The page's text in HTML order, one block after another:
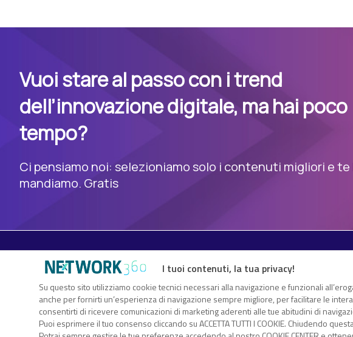
Vuoi stare al passo con i trend
dell’innovazione digitale, ma hai poco
tempo?
Ci pensiamo noi: selezioniamo solo i contenuti migliori e te
mandiamo. Gratis
TechFlix360 è il nuovo centro risorse di Nextwork360. Un vero e proprio
sull’innovazione digitale che ti consente di approfondire gli argomenti di tuo
attraverso white paper, webcast, eBook, infografiche, webinar.
Nextwork360 – Codice fiscale e
I tuoi contenuti, la tua privacy!
Su questo sito utilizziamo cookie tecnici necessari alla navigazione e funzionali
anche per fornirti un’esperienza di navigazione sempre migliore, per facilitare le
consentirti di ricevere comunicazioni di marketing aderenti alle tue abitudini di
Puoi esprimere il tuo consenso cliccando su ACCETTA TUTTI I COOKIE. Chiudendo